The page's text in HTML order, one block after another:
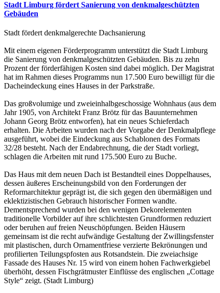
Stadt Limburg fördert Sanierung von denkmalgeschützten
Gebäuden
Stadt fördert denkmalgerechte Dachsanierung
Mit einem eigenen Förderprogramm unterstützt die Stadt Limburg
die Sanierung von denkmalgeschützten Gebäuden. Bis zu zehn
Prozent der förderfähigen Kosten sind dabei möglich. Der Magistrat
hat im Rahmen dieses Programms nun 17.500 Euro bewilligt für die
Dacheindeckung eines Hauses in der Parkstraße.
Das großvolumige und zweieinhalbgeschossige Wohnhaus (aus dem
Jahr 1905, von Architekt Franz Brötz für das Bauunternehmen
Johann Georg Brötz entworfen), hat ein neues Schieferdach
erhalten. Die Arbeiten wurden nach der Vorgabe der Denkmalpflege
ausgeführt, wobei die Eindeckung aus Schablonen des Formats
32/28 besteht. Nach der Endabrechnung, die der Stadt vorliegt,
schlagen die Arbeiten mit rund 175.500 Euro zu Buche.
Das Haus mit dem neuen Dach ist Bestandteil eines Doppelhauses,
dessen äußeres Erscheinungsbild von den Forderungen der
Reformarchitektur geprägt ist, die sich gegen den übermäßigen und
eklektizistischen Gebrauch historischer Formen wandte.
Dementsprechend wurden bei den wenigen Dekorelementen
traditionelle Vorbilder auf ihre schlichtesten Grundformen reduziert
oder beruhen auf freien Neuschöpfungen. Beiden Häusern
gemeinsam ist die recht aufwändige Gestaltung der Zwillingsfenster
mit plastischen, durch Ornamentfriese verzierte Bekrönungen und
profilierten Teilungspfosten aus Rotsandstein. Die zweiachsige
Fassade des Hauses Nr. 15 wird von einem hohen Fachwerkgiebel
überhöht, dessen Fischgrätmuster Einflüsse des englischen „Cottage
Style“ zeigt. (Stadt Limburg)